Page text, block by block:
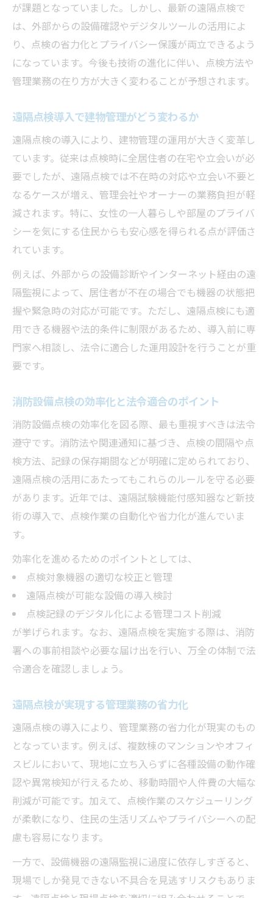
不在時の消防設備点検はどう実施されるか
解説
留守中でも可能な遠隔点検のメリットと注
意点
消防設備点検を立ち会い不要で進める方法
点検不在時のトラブルとその防止策
外からでも消防設備点検が可能な理由
消防設備点検の外観確認が進化した背景
遠隔試験機能付感知器の仕組みと特徴
外部から点検可能な設備の選定基準とは
消防設備点検を外から行う際の注意事項
外部試験器導入で得られる効率化の利点
遠隔試験機能付感知器が実現する効率化
消防設備点検で注目される遠隔試験機能の
活用法
感知器の遠隔試験が業務効率化にもたらす
効果
遠隔試験で省力化と正確性を両立する方法
感知器選定時に知っておきたい消防設備点
検基準
点検に立ち会えない場合の安全な対応策
消防設備点検を立ち会い不要で安全に行う
工夫
不在時の点検連絡手順と注意するポイント
法
消防設備点検でトラブルを防ぐ連絡のコツ
点検不在による法令リスクと予防策の解説
が課題となっていました。しかし、最新の遠隔点検で
は、外部からの設備確認やデジタルツールの活用によ
り、点検の省力化とプライバシー保護が両立できるよう
になっています。今後も技術の進化に伴い、点検方法や
管理業務の在り方が大きく変わることが予想されます。
遠隔点検導入で建物管理がどう変わるか
遠隔点検の導入により、建物管理の運用が大きく変革し
ています。従来は点検時に全居住者の在宅や立会いが必
要でしたが、遠隔点検では不在時の対応や立会い不要と
なるケースが増え、管理会社やオーナーの業務負担が軽
減されます。特に、女性の一人暮らしや部屋のプライバ
シーを気にする住民からも安心感を得られる点が評価さ
れています。
例えば、外部からの設備診断やインターネット経由の遠
隔監視によって、居住者が不在の場合でも機器の状態把
握や緊急時の対応が可能です。ただし、遠隔点検にも適
用できる機器や法的条件に制限があるため、導入前に専
門家へ相談し、法令に適合した運用設計を行うことが重
要です。
消防設備点検の効率化と法令適合のポイント
消防設備点検の効率化を図る際、最も重視すべきは法令
遵守です。消防法や関連通知に基づき、点検の間隔や点
検方法、記録の保存期間などが明確に定められており、
遠隔点検の活用にあたってもこれらのルールを守る必要
があります。近年では、遠隔試験機能付感知器など新技
術の導入で、点検作業の自動化や省力化が進んでいま
す。
効率化を進めるためのポイントとしては、
点検対象機器の適切な校正と管理
遠隔点検が可能な設備の導入検討
点検記録のデジタル化による管理コスト削減
が挙げられます。なお、遠隔点検を実施する際は、消防
署への事前相談や必要な届け出を行い、万全の体制で法
令適合を確認しましょう。
遠隔点検が実現する管理業務の省力化
遠隔点検の導入により、管理業務の省力化が現実のもの
となっています。例えば、複数棟のマンションやオフィ
スビルにおいて、現地に立ち入らずに各種設備の動作確
認や異常検知が行えるため、移動時間や人件費の大幅な
削減が可能です。加えて、点検作業のスケジューリング
が柔軟になり、住民の生活リズムやプライバシーへの配
慮も容易になります。
一方で、設備機器の遠隔監視に過度に依存しすぎると、
現場でしか発見できない不具合を見逃すリスクもありま